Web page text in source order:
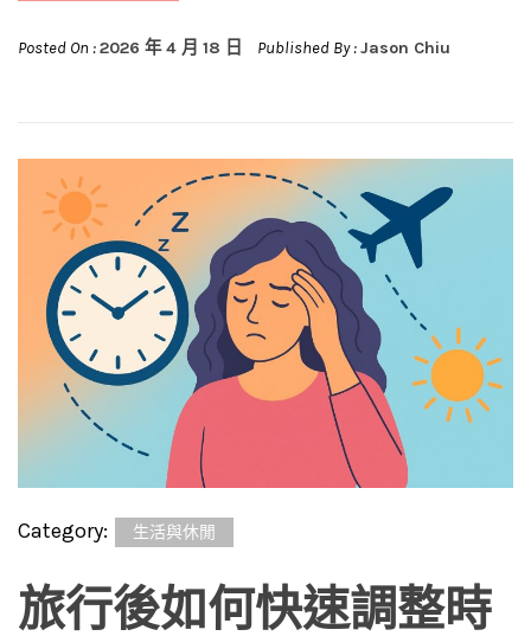
Posted On :2026 年 4 月 18 日 Published By :Jason Chiu
Category: 生活與休閒
旅行後如何快速調整時